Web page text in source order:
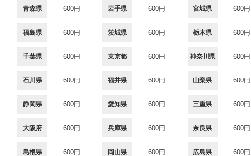
青森県 600円 岩手県 600円 宮城県 600円
福島県 600円 茨城県 600円 栃木県 600円
千葉県 600円 東京都 600円 神奈川県 600円
石川県 600円 福井県 600円 山梨県 600円
静岡県 600円 愛知県 600円 三重県 600円
大阪府 600円 兵庫県 600円 奈良県 600円
島根県 600円 岡山県 600円 広島県 600円